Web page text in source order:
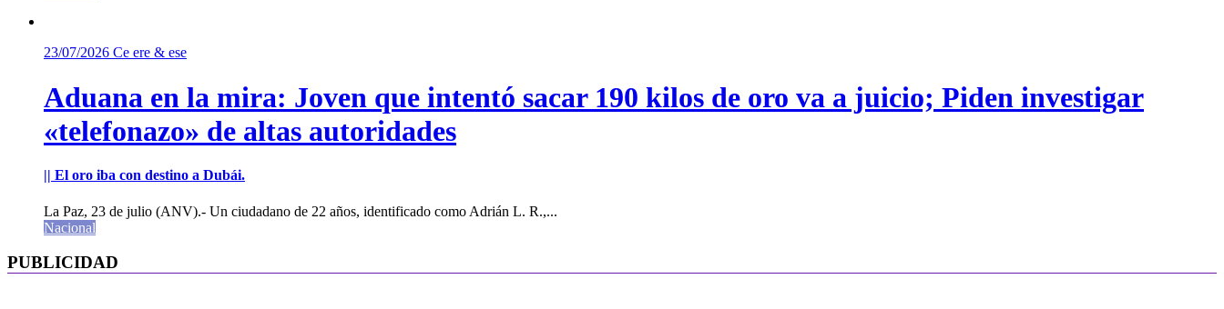
23/07/2026 Ce ere & ese
Aduana en la mira: Joven que intentó sacar 190 kilos de oro va a juicio; Piden investigar
«telefonazo» de altas autoridades
|| El oro iba con destino a Dubái.
La Paz, 23 de julio (ANV).- Un ciudadano de 22 años, identificado como Adrián L. R.,...
Nacional
PUBLICIDAD